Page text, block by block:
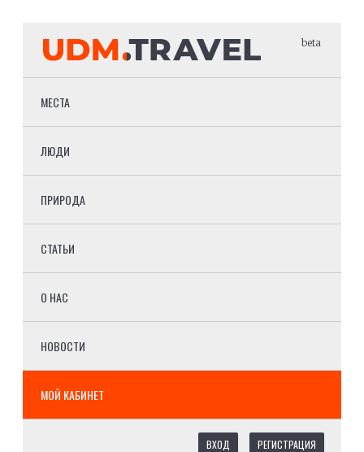
beta
МЕСТА
ЛЮДИ
ПРИРОДА
СТАТЬИ
О НАС
НОВОСТИ
МОЙ КАБИНЕТ
ВХОД РЕГИСТРАЦИЯ